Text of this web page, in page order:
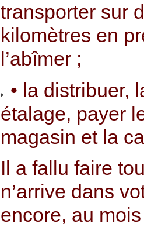
transporter sur
kilomètres en
l’abîmer ;
• la distribuer,
étalage, payer
magasin et la
Il a fallu faire
n’arrive dans
encore, au